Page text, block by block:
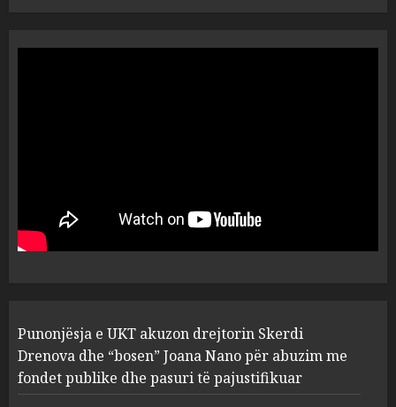
1
“bosen” Joana Nano për
abuzim me fondet publike dhe
pasuri të pajustifikuar
2
Apolonia- Gramshi, nis
procedim penal për Koço
Kokëdhimën (VIDEO)
MARCH 27, 2025
Punonjësja e UKT akuzon drejtorin Skerdi
Drenova dhe “bosen” Joana Nano për abuzim me
fondet publike dhe pasuri të pajustifikuar